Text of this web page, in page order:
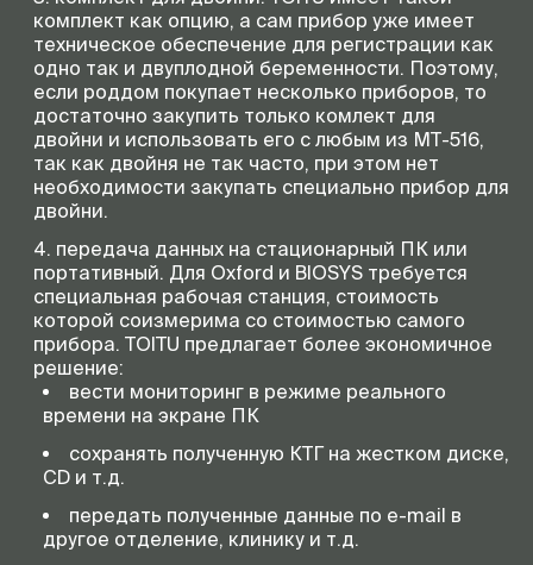
комплект как опцию, а сам прибор уже имеет
техническое обеспечение для регистрации как
одно так и двуплодной беременности. Поэтому,
если роддом покупает несколько приборов, то
достаточно закупить только комлект для
двойни и использовать его с любым из МТ-516,
так как двойня не так часто, при этом нет
необходимости закупать специально прибор для
двойни.
передача данных на стационарный ПК или
портативный. Для Oxford и BIOSYS требуется
специальная рабочая станция, стоимость
которой соизмерима со стоимостью самого
прибора. TOITU предлагает более экономичное
решение:
вести мониторинг в режиме реального
времени на экране ПК
сохранять полученную КТГ на жестком диске,
СD и т.д.
передать полученные данные по e-mail в
другое отделение, клинику и т.д.